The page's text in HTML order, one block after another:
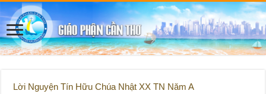
Lời Nguyện Tín Hữu Chúa Nhật XX TN Năm A